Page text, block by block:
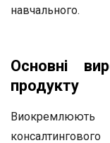
навчального.
Основні
продукту